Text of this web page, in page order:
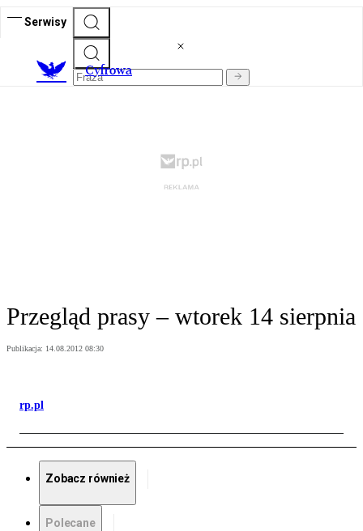
Serwisy
Cyfrowa
Przegląd prasy – wtorek 14 sierpnia
Publikacja: 14.08.2012 08:30
rp.pl
Zobacz również
Polecane